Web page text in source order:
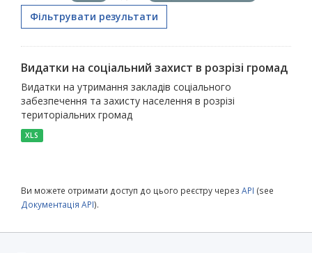
Фільтрувати результати
Видатки на соціальний захист в розрізі громад
Видатки на утримання закладів соціального
забезпечення та захисту населення в розрізі
територіальних громад
XLS
Ви можете отримати доступ до цього реєстру через API (see
Документація API).